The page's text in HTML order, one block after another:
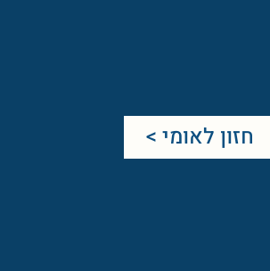
חזון לאומי >